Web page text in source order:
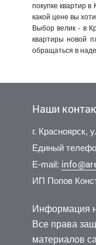
покупке квартир
какой цене вы
Выбор велик - в
квартиры новой
обращаться в
Наши
г. Красноярск,
Единый
E-mail:
ИП Попов
Информация
Все права
материалов